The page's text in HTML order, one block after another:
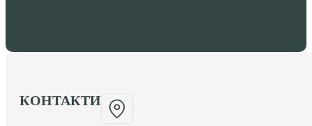
КОНТАКТИ